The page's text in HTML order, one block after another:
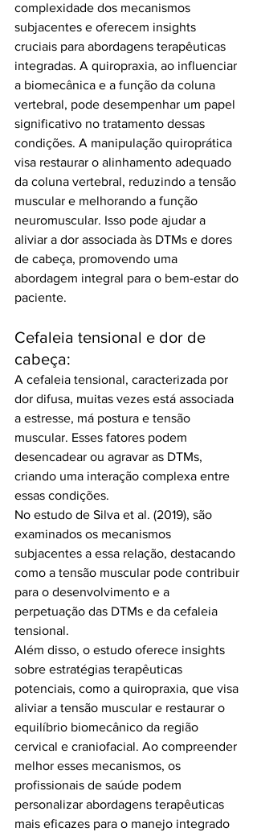
complexidade dos mecanismos
subjacentes e oferecem insights
cruciais para abordagens terapêuticas
integradas. A quiropraxia, ao influenciar
a biomecânica e a função da coluna
vertebral, pode desempenhar um papel
significativo no tratamento dessas
condições. A manipulação quiroprática
visa restaurar o alinhamento adequado
da coluna vertebral, reduzindo a tensão
muscular e melhorando a função
neuromuscular. Isso pode ajudar a
aliviar a dor associada às DTMs e dores
de cabeça, promovendo uma
abordagem integral para o bem-estar do
paciente.
Cefaleia tensional e dor de
cabeça:
A cefaleia tensional, caracterizada por
dor difusa, muitas vezes está associada
a estresse, má postura e tensão
muscular. Esses fatores podem
desencadear ou agravar as DTMs,
criando uma interação complexa entre
essas condições.
No estudo de Silva et al. (2019), são
examinados os mecanismos
subjacentes a essa relação, destacando
como a tensão muscular pode contribuir
para o desenvolvimento e a
perpetuação das DTMs e da cefaleia
tensional.
Além disso, o estudo oferece insights
sobre estratégias terapêuticas
potenciais, como a quiropraxia, que visa
aliviar a tensão muscular e restaurar o
equilíbrio biomecânico da região
cervical e craniofacial. Ao compreender
melhor esses mecanismos, os
profissionais de saúde podem
personalizar abordagens terapêuticas
mais eficazes para o manejo integrado